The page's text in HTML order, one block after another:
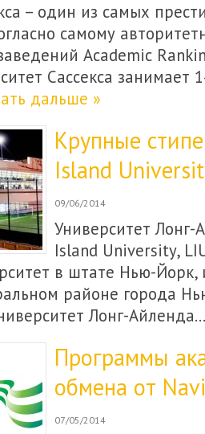
– один из самых
самому
Academic
Сассекса занимает
дальше »
Крупные
Island
09/06/2014
Университет Лонг-
Island University,
в штате Нью-
районе города
Лонг-
Программы
обмена от
07/05/2014